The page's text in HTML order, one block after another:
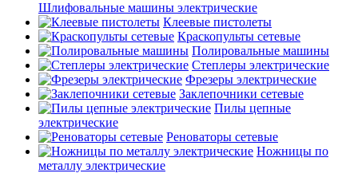
Шлифовальные машины электрические
Клеевые пистолеты
Краскопульты сетевые
Полировальные машины
Степлеры электрические
Фрезеры электрические
Заклепочники сетевые
Пилы цепные
электрические
Реноваторы сетевые
Ножницы по
металлу электрические